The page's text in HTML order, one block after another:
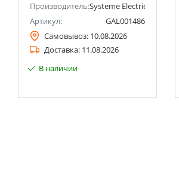
Производитель:Systeme Electric (ранее
Артикул:
GAL001486
Самовывоз: 10.08.2026
Доставка: 11.08.2026
В наличии